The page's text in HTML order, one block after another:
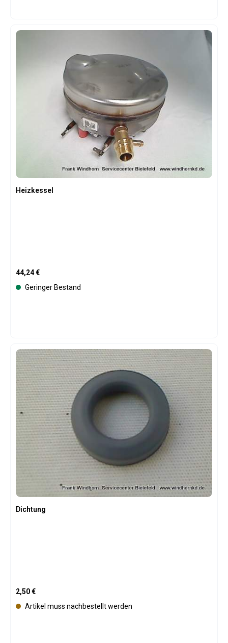
Dampfbügelstation Material: Kunststoff Farbe:
beschädigter Gehäuseteile Geeignet für ausgewählte
Rowenta und Tefal Dampfbügelstationen
Heizkessel
Regulärer Preis:
44,24 €
Geringer Bestand
Dichtung
Regulärer Preis:
2,50 €
Artikel muss nachbestellt werden